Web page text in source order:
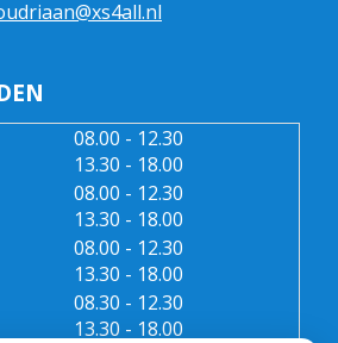
08.00 tot
- 12.30
13.30 tot
- 18.00
08.00 tot
- 12.30
13.30 tot
- 18.00
08.00 tot
- 12.30
13.30 tot
- 18.00
08.30 tot
- 12.30
13.30 tot
- 18.00